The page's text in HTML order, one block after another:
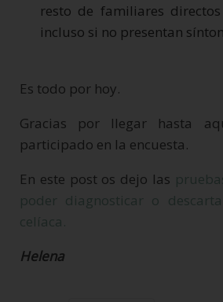
resto de familiares
incluso si no presentan
Es todo por hoy.
Gracias por llegar hasta
participado en la encuesta.
En este post os dejo las
poder diagnosticar o
celíaca.
Helena